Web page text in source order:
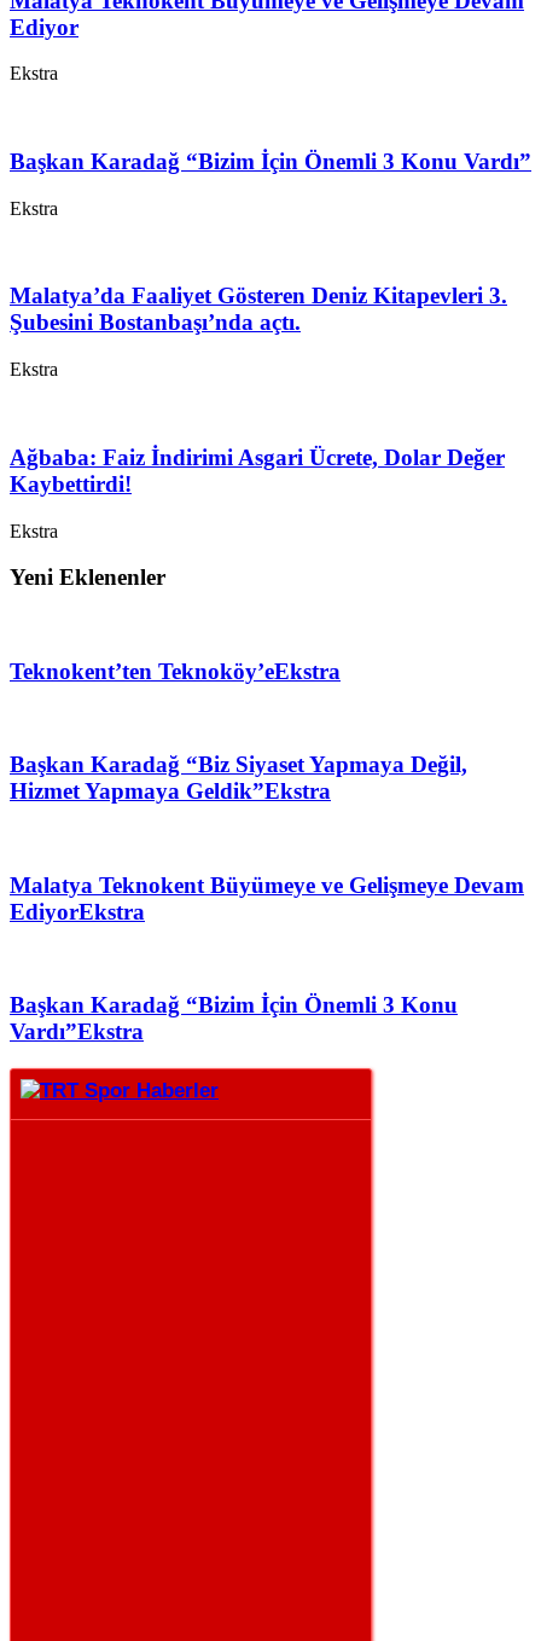
Ediyor
Ekstra
Başkan Karadağ “Bizim İçin Önemli 3 Konu Vardı”
Ekstra
Malatya’da Faaliyet Gösteren Deniz Kitapevleri 3.
Şubesini Bostanbaşı’nda açtı.
Ekstra
Ağbaba: Faiz İndirimi Asgari Ücrete, Dolar Değer
Kaybettirdi!
Ekstra
Yeni Eklenenler
Teknokent’ten Teknoköy’eEkstra
Başkan Karadağ “Biz Siyaset Yapmaya Değil,
Hizmet Yapmaya Geldik”Ekstra
Malatya Teknokent Büyümeye ve Gelişmeye Devam
EdiyorEkstra
Başkan Karadağ “Bizim İçin Önemli 3 Konu
Vardı”Ekstra